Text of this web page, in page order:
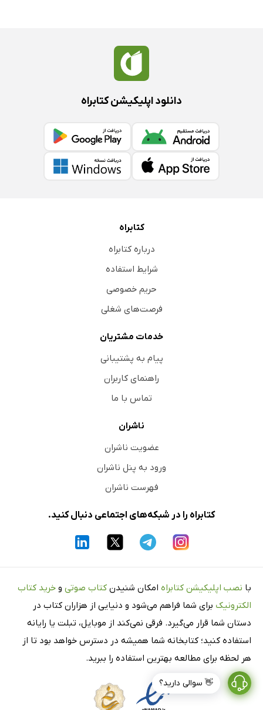
👋 سوالی دارید؟
دانلود اپلیکیشن کتابراه
کتابراه
درباره کتابراه
شرایط استفاده
حریم خصوصی
فرصت‌های شغلی
خدمات مشتریان
پیام به پشتیبانی
راهنمای کاربران
تماس با ما
ناشران
عضویت ناشران
ورود به پنل ناشران
فهرست ناشران
کتابراه را در شبکه‌های اجتماعی دنبال کنید.
با نصب اپلیکیشن کتابراه امکان شنیدن کتاب صوتی و خرید کتاب
الکترونیک برای شما فراهم می‌شود و دنیایی از هزاران کتاب در
دستان شما قرار می‌گیرد. فرقی نمی‌کند از موبایل، تبلت یا رایانه
استفاده کنید؛ کتابخانه شما همیشه در دسترس خواهد بود تا از
هر لحظه برای مطالعه بهترین استفاده را ببرید.